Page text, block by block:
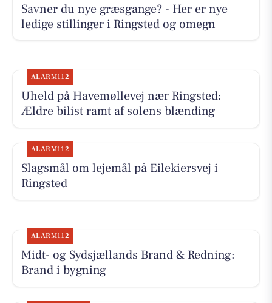
Savner du nye græsgange? - Her er nye
ledige stillinger i Ringsted og omegn
ALARM112
Uheld på Havemøllevej nær Ringsted:
Ældre bilist ramt af solens blænding
ALARM112
Slagsmål om lejemål på Eilekiersvej i
Ringsted
ALARM112
Midt- og Sydsjællands Brand & Redning:
Brand i bygning